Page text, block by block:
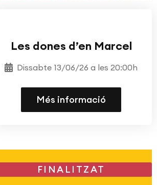
Les dones d’en Marcel
Dissabte 13/06/26 a les 20:00h
Més informació
FINALITZAT